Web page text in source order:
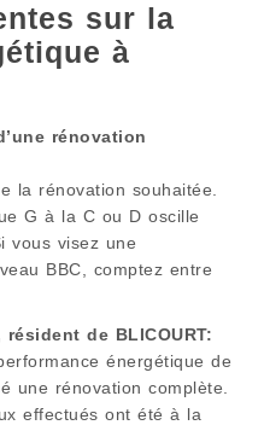
sur la
à
rénovation
la rénovation souhaitée.
G à la C ou D oscille
vous visez une
BBC, comptez entre
résident de BLICOURT:
énergétique de
une rénovation complète.
effectués ont été à la